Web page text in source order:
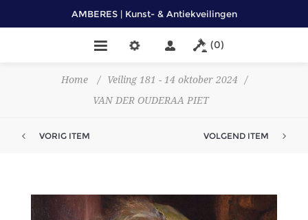
AMBERES | Kunst- & Antiekveilingen
(0)
Home / Veiling 181 - 14 oktober 2024
/
VAN DER OUDERAA PIET
VORIG ITEM VOLGEND ITEM